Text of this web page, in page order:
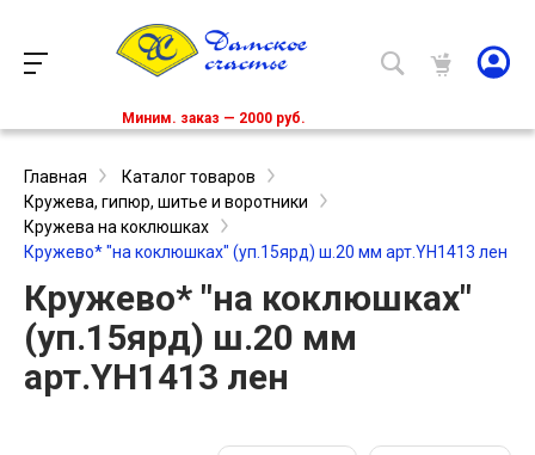
Миним. заказ — 2000 руб.
Главная
Каталог товаров
Кружева, гипюр, шитье и воротники
Кружева на коклюшках
Кружево* "на коклюшках" (уп.15ярд) ш.20 мм арт.YH1413 лен
Кружево* "на коклюшках"
(уп.15ярд) ш.20 мм
арт.YH1413 лен